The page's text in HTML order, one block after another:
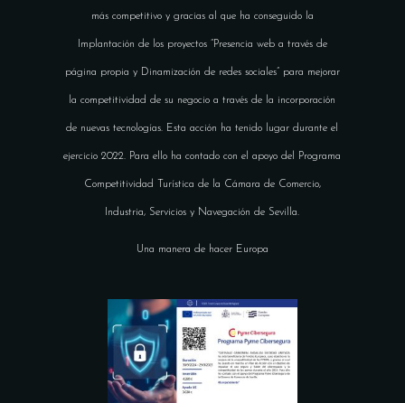
más competitivo y gracias al que ha conseguido la
Implantación de los proyectos “Presencia web a través de
página propia y Dinamización de redes sociales” para mejorar
la competitividad de su negocio a través de la incorporación
de nuevas tecnologías. Esta acción ha tenido lugar durante el
ejercicio 2022. Para ello ha contado con el apoyo del Programa
Competitividad Turística de la Cámara de Comercio,
Industria, Servicios y Navegación de Sevilla.
Una manera de hacer Europa